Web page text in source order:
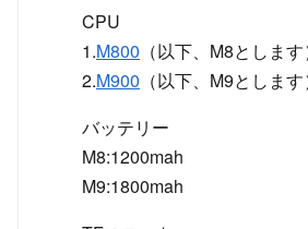
CPU
1.M800 （以下、M8とします
2.M900 （以下、M9とします
バッテリー
M8:1200mah
M9:1800mah